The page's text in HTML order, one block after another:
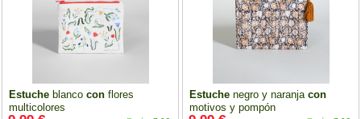
Estuche blanco con flores
multicolores
Estuche negro y naranja con
motivos y pompón